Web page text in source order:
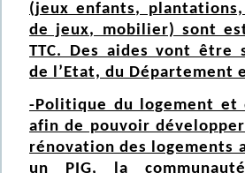
(jeux enfants,
de jeux, mobilier) sont
TTC. Des aides vont être
de l’Etat, du Département
-Politique du logement et
afin de pouvoir
rénovation des logements
un PIG, la